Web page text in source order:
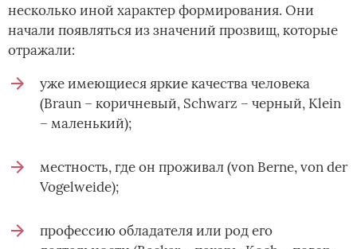
несколько иной характер формирования. Они
начали появляться из значений прозвищ, которые
отражали:
уже имеющиеся яркие качества человека
(Braun – коричневый, Schwarz – черный, Klein
– маленький);
местность, где он проживал (von Berne, von der
Vogelweide);
профессию обладателя или род его